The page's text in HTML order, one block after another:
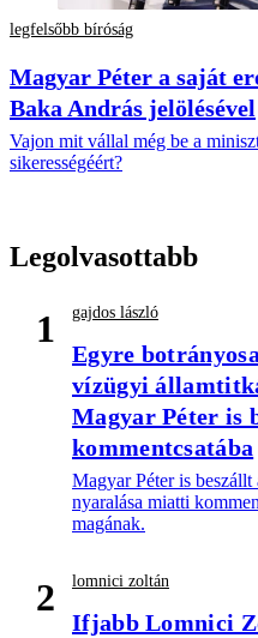
legfelsőbb bíróság
Magyar Péter a saját
Baka András jelölésével
Vajon mit vállal még be a
sikerességéért?
Legolvasottabb
1 gajdos lászló
Egyre
vízügyi
Magyar Péter is
kommentcsatába
Magyar Péter is
nyaralása miatti
magának.
2 lomnici zoltán
Ifjabb Lomnici